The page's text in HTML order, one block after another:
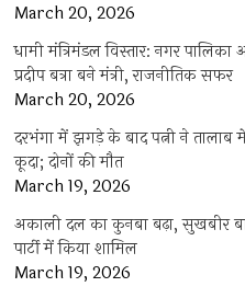
March 20, 2026
धामी मंत्रिमंडल विस्तार: नगर
प्रदीप बत्रा बने मंत्री, राजनीतिक सफर
March 20, 2026
दरभंगा में झगड़े के बाद पत्नी ने
कूदा; दोनों की मौत
March 19, 2026
अकाली दल का कुनबा बढ़ा, सुखबीर
पार्टी में किया शामिल
March 19, 2026